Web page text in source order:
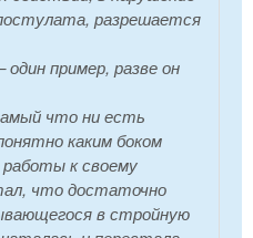
разрешается
пример, разве он
что ни есть
каким боком
к своему
что достаточно
в стройную